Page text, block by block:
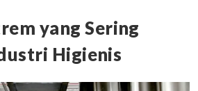
yang Sering
Higienis